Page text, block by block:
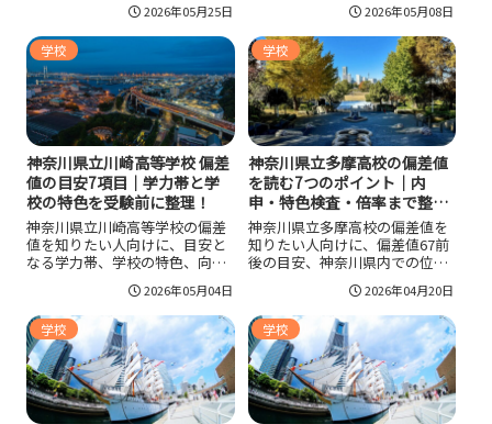
実績、通学しやすさまで整理し
ました。数字だけで難易度を決
めず、自分の内申や当日点、学
校生活との相性まで含めて判断
したい人に役立つ内容です。
2026年05月25日
偏差値だけでなく、直近倍率
1.22倍、進路実績、探究学習、
通学のしやすさまで整理する
と、自分に合う志望校か判断し
やすくなります。数字の見方と
学校の実態を合わせて確認した
い人向けに、受験前の判断材料
をまとめています。
2026年05月08日
学校
神奈川県立川崎高等学校 偏差
値の目安7項目｜学力帯と学
校の特色を受験前に整理！
神奈川県立川崎高等学校の偏差
値を知りたい人向けに、目安と
なる学力帯、学校の特色、向い
たい判断材料を整理しました。
偏差値は44〜45前後をひとつの
目安にしつつ、単位制普通科の
フレキシブルスクールという学
校の個性まで見て志望校判断に
つなげるのが大切です。
2026年05月04日
学校
神奈川県立多摩高校の偏差値
を読む7つのポイント｜内
申・特色検査・倍率まで整
理！
神奈川県立多摩高校の偏差値を
知りたい人向けに、偏差値67前
後の目安、神奈川県内での位置
査、倍率、学校の特色まで整理
しました。数字だけで難易度を
判断せず、学力向上進学重点校
としての学びや選考基準まで含
めて見たい人に役立つ内容で
す。
2026年04月20日
学校 学校